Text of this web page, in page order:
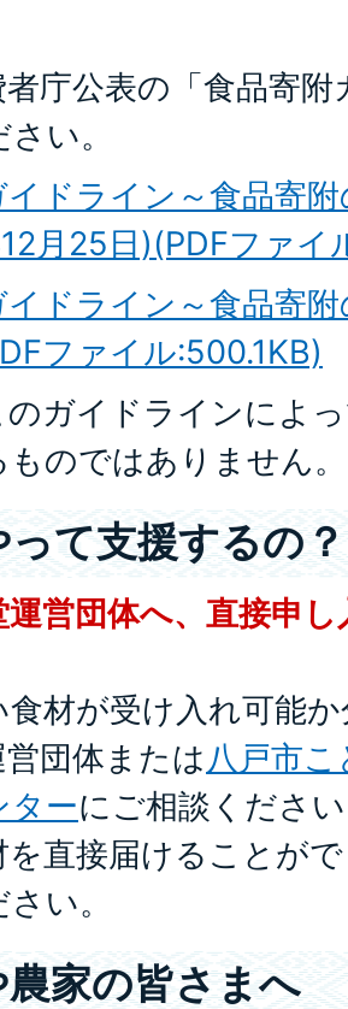
者庁公表の「食品寄
い。
ドライン～食品寄
月25日)(PDFファイ
ドライン～食品寄
ファイル:500.1KB)
のガイドラインによ
のではありません。
て支援するの？
営団体へ、直接申
材が受け入れ可能
団体または八戸市
ターにご相談くださ
を直接届けることが
い。
家の皆さまへ